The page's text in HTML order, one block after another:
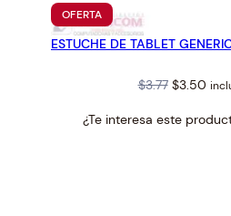
OFERTAPRODUCTO
EN
OFERTA
ESTUCHE DE TABLET
$3.77 Original
was:
$3.50
is:
¿Te interesa este